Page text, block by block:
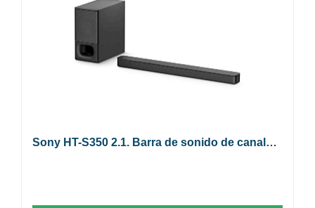
Sony HT-S350 2.1. Barra de sonido de canal…